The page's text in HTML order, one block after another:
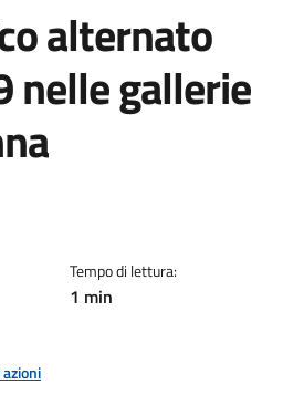
alternato
nelle gallerie
notizia
Tempo di lettura:
1 min